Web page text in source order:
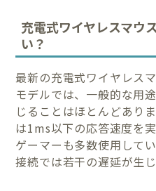
充電式ワイヤレスマウ
い？
最新の充電式ワイヤレス
モデルでは、一般的な用
じることはほとんどあり
は1ms以下の応答速度を
ゲーマーも多数使用して
接続では若干の遅延が生